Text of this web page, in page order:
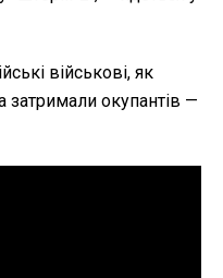
військові, як
затримали окупантів —